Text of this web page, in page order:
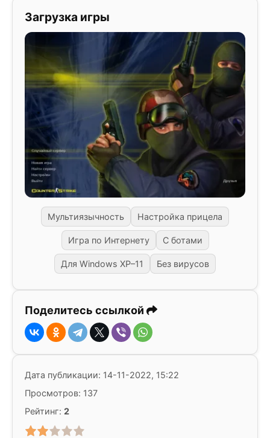
Загрузка игры
Мультиязычность Настройка прицела
Игра по Интернету С ботами
Для Windows XP–11 Без вирусов
Поделитесь ссылкой
Дата публикации: 14-11-2022, 15:22
Просмотров: 137
Рейтинг: 2